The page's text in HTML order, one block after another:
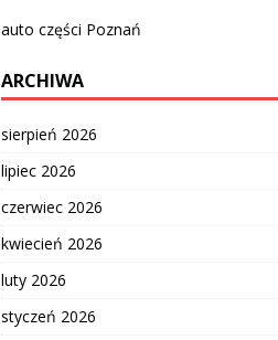
auto części Poznań
ARCHIWA
sierpień 2026
lipiec 2026
czerwiec 2026
kwiecień 2026
luty 2026
styczeń 2026